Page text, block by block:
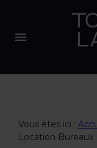
menu
Vous êtes ici :
Location Bureaux